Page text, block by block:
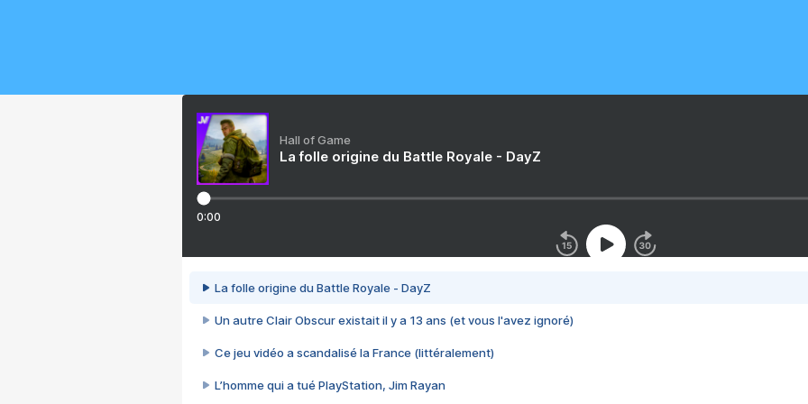
Hall of Game
La folle origine du Battle Royale - DayZ
0:00
La folle origine du Battle Royale - DayZ
Un autre Clair Obscur existait il y a 13 ans (et vous l'avez ignoré)
Ce jeu vidéo a scandalisé la France (littéralement)
L’homme qui a tué PlayStation, Jim Rayan